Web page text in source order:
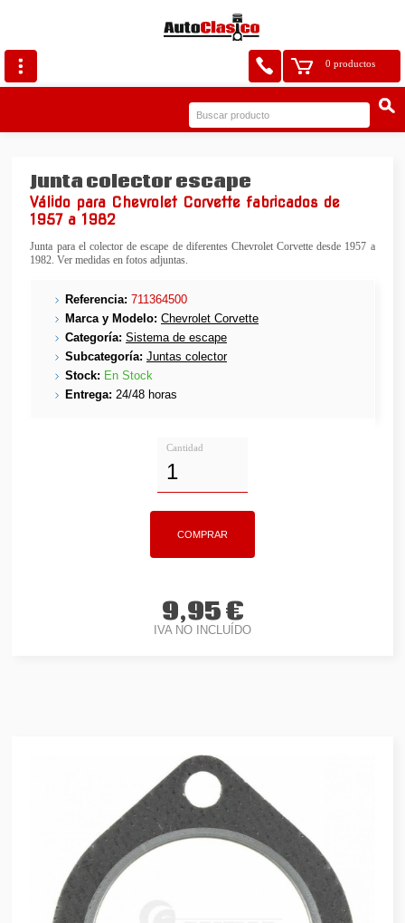
0 productos
Junta colector escape
Válido para Chevrolet Corvette fabricados de
1957 a 1982
Junta para el colector de escape de diferentes Chevrolet Corvette desde 1957 a
1982. Ver medidas en fotos adjuntas.
Referencia: 711364500
Marca y Modelo: Chevrolet Corvette
Categoría: Sistema de escape
Subcategoría: Juntas colector
Stock: En Stock
Entrega: 24/48 horas
Cantidad
9,95 €
IVA NO INCLUÍDO